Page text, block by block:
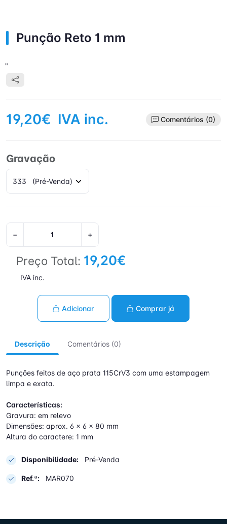
Punção Reto 1 mm
"
19,20€ IVA inc. Comentários (0)
Gravação
− +
Preço Total: 19,20€
IVA inc.
Adicionar Comprar já
Descrição Comentários (0)
Punções feitos de aço prata 115CrV3 com uma estampagem
limpa e exata.
Características:
Gravura: em relevo
Dimensões: aprox. 6 x 6 x 80 mm
Altura do caractere: 1 mm
Disponibilidade: Pré-Venda
Ref.ª: MAR070